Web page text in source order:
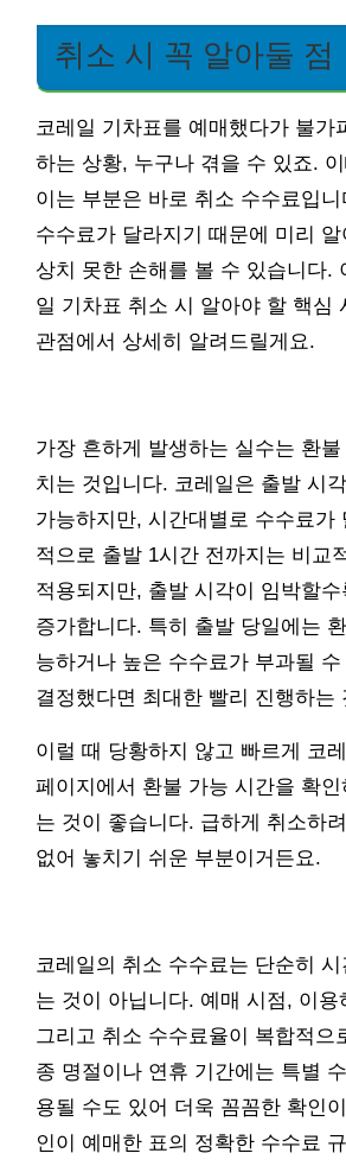
취소 시 꼭 알아둘 점
코레일 기차표를 예매했다가 불가
하는 상황, 누구나 겪을 수 있죠.
이는 부분은 바로 취소 수수료입
수수료가 달라지기 때문에 미리 알
상치 못한 손해를 볼 수 있습니다.
일 기차표 취소 시 알아야 할 핵심
관점에서 상세히 알려드릴게요.
가장 흔하게 발생하는 실수는 환
치는 것입니다. 코레일은 출발 시
가능하지만, 시간대별로 수수료가
적으로 출발 1시간 전까지는 비교
적용되지만, 출발 시각이 임박할수
증가합니다. 특히 출발 당일에는
능하거나 높은 수수료가 부과될
결정했다면 최대한 빨리 진행하는
이럴 때 당황하지 않고 빠르게 코
페이지에서 환불 가능 시간을 확인
는 것이 좋습니다. 급하게 취소하
없어 놓치기 쉬운 부분이거든요.
코레일의 취소 수수료는 단순히 시
는 것이 아닙니다. 예매 시점, 이용
그리고 취소 수수료율이 복합적으
종 명절이나 연휴 기간에는 특별
용될 수도 있어 더욱 꼼꼼한 확인
인이 예매한 표의 정확한 수수료